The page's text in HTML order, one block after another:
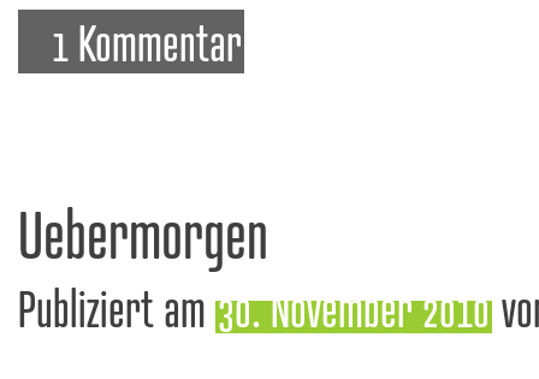
1 Kommentar
Uebermorgen
Publiziert am 30. November 2010